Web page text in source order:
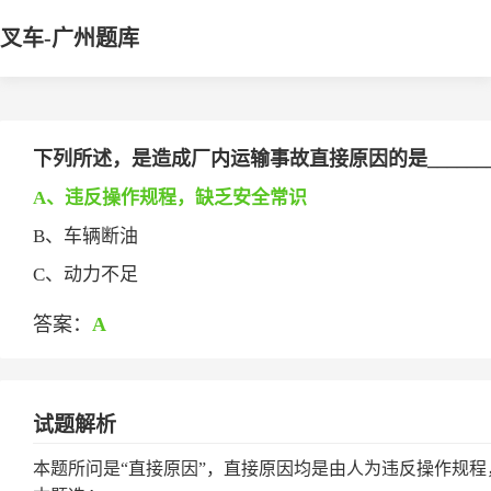
叉车-广州题库
下列所述，是造成厂内运输事故直接原因的是
A、违反操作规程，缺乏安全常识
B、车辆断油
C、动力不足
答案： A
试题解析
本题所问是“直接原因”，直接原因均是由人为违反操作规